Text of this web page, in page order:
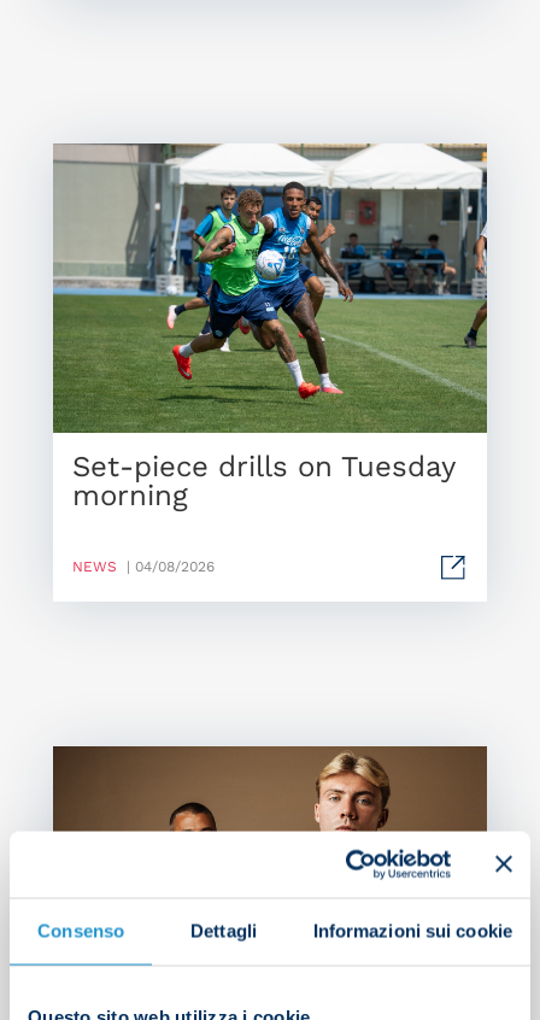
Consenso Dettagli Informazioni sui cookie
Set-piece drills on Tuesday
morning
NEWS | 04/08/2026